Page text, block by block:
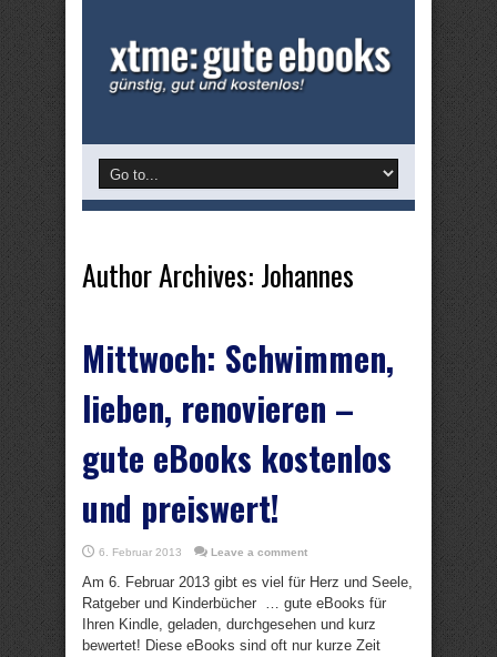
Author Archives: Johannes
Mittwoch: Schwimmen,
lieben, renovieren –
gute eBooks kostenlos
und preiswert!
6. Februar 2013 Leave a comment
Am 6. Februar 2013 gibt es viel für Herz und Seele,
Ratgeber und Kinderbücher … gute eBooks für
Ihren Kindle, geladen, durchgesehen und kurz
bewertet! Diese eBooks sind oft nur kurze Zeit